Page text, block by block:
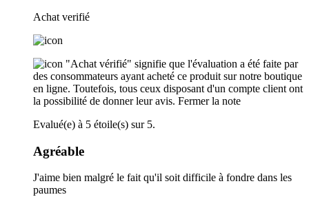
Achat verifié
"Achat vérifié" signifie que l'évaluation a été faite par
des consommateurs ayant acheté ce produit sur notre boutique
en ligne. Toutefois, tous ceux disposant d'un compte client ont
la possibilité de donner leur avis. Fermer la note
Evalué(e) à 5 étoile(s) sur 5.
Agréable
J'aime bien malgré le fait qu'il soit difficile à fondre dans les
paumes